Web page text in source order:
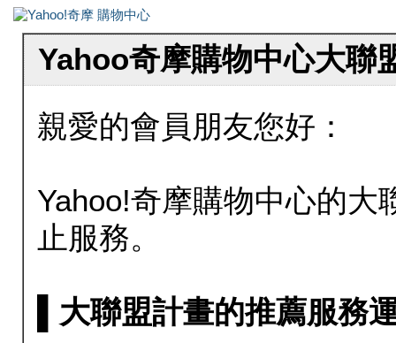
Yahoo奇摩購物中心大聯
親愛的會員朋友您好：
Yahoo!奇摩購物中心的大
止服務。
▌大聯盟計畫的推薦服務